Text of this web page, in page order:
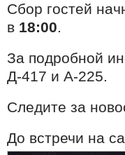
Сбор гостей
в 18:00.
За подробной
Д-417 и А-225.
Следите за
До встречи на